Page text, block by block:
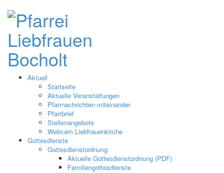
Aktuell
Startseite
Aktuelle Veranstaltungen
Pfarrnachrichten miteinander
Pfarrbrief
Stellenangebote
Webcam Liebfrauenkirche
Gottesdienste
Gottesdienstordnung
Aktuelle Gottesdienstordnung (PDF)
Familiengottesdienste